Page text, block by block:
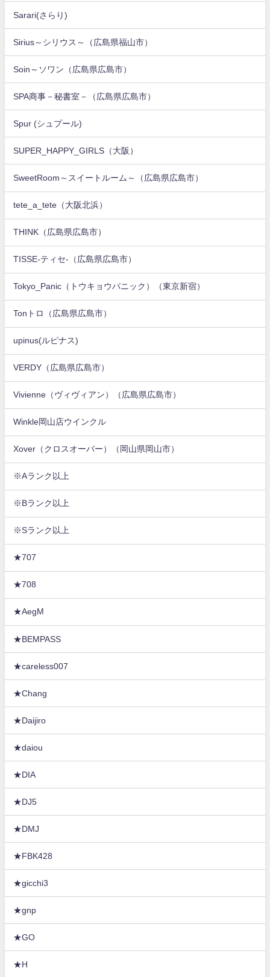
Sarari(さらり)
Sirius～シリウス～（広島県福山市）
Soin～ソワン（広島県広島市）
SPA商事－秘書室－（広島県広島市）
Spur (シュプール)
SUPER_HAPPY_GIRLS（大阪）
SweetRoom～スイートルーム～（広島県広島市）
tete_a_tete（大阪北浜）
THINK（広島県広島市）
TISSE-ティセ-（広島県広島市）
Tokyo_Panic（トウキョウパニック）（東京新宿）
Tonトロ（広島県広島市）
upinus(ルピナス)
VERDY（広島県広島市）
Vivienne（ヴィヴィアン）（広島県広島市）
Winkle岡山店ウインクル
Xover（クロスオーバー）（岡山県岡山市）
※Aランク以上
※Bランク以上
※Sランク以上
★707
★708
★AegM
★BEMPASS
★careless007
★Chang
★Daijiro
★daiou
★DIA
★DJ5
★DMJ
★FBK428
★gicchi3
★gnp
★GO
★H